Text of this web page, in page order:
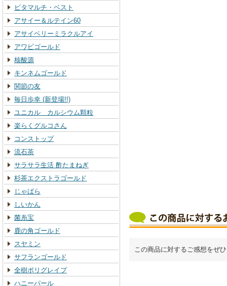
ビタマルチ・ベスト
アサイー＆ルテイン60
アサイベリーミラクルアイ
アワビゴールド
核酸源
キンネムゴールド
関節の友
毎日歩幸 (新登場!!)
ユニカル カルシウム顆粒
楽らくグルコさん
コンストップ
流石茶
サラサラ生活 酢たまねぎ
杉茶エクストラゴールド
じゃばら
しいかん
菌糸宝
鹿の角ゴールド
スヤミン
サフランゴールド
全樹ポリグレイプ
ハニーパール
この商品に対するご感想をぜ